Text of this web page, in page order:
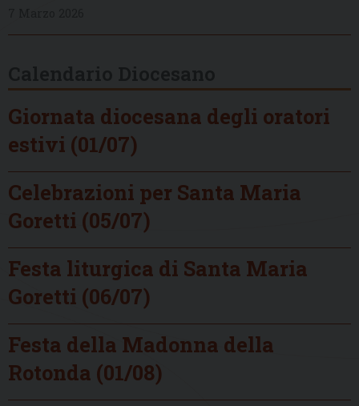
Giornata diocesana degli oratori
estivi (01/07)
Celebrazioni per Santa Maria
Goretti (05/07)
Festa liturgica di Santa Maria
Goretti (06/07)
Festa della Madonna della
Rotonda (01/08)